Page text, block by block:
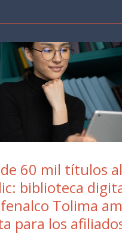
60 mil títulos
biblioteca
Tolima
para los